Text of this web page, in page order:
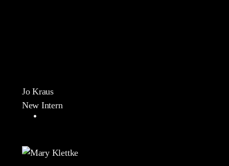
Jo Kraus
New Intern